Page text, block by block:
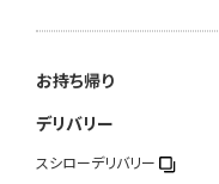
お持ち帰り
デリバリー
スシローデリバリー